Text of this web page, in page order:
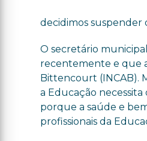
decidimos suspender
O secretário
recentemente e que
Bittencourt (INCAB).
a Educação
porque a saúde e
profissionais da